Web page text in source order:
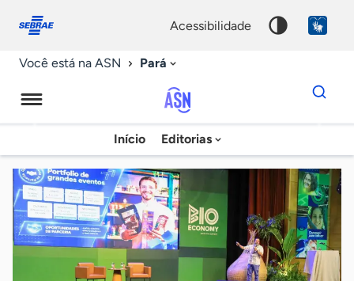
conosco
acessibilidade
Você está na ASN Pará
Agência
Sebrae
de
Notícias
Início Editorias
Dados
para
chave